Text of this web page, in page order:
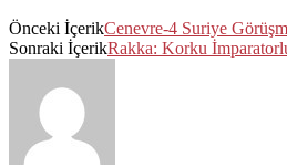
Önceki İçerikCenevre-4 Suriye
Sonraki İçerikRakka: Korku